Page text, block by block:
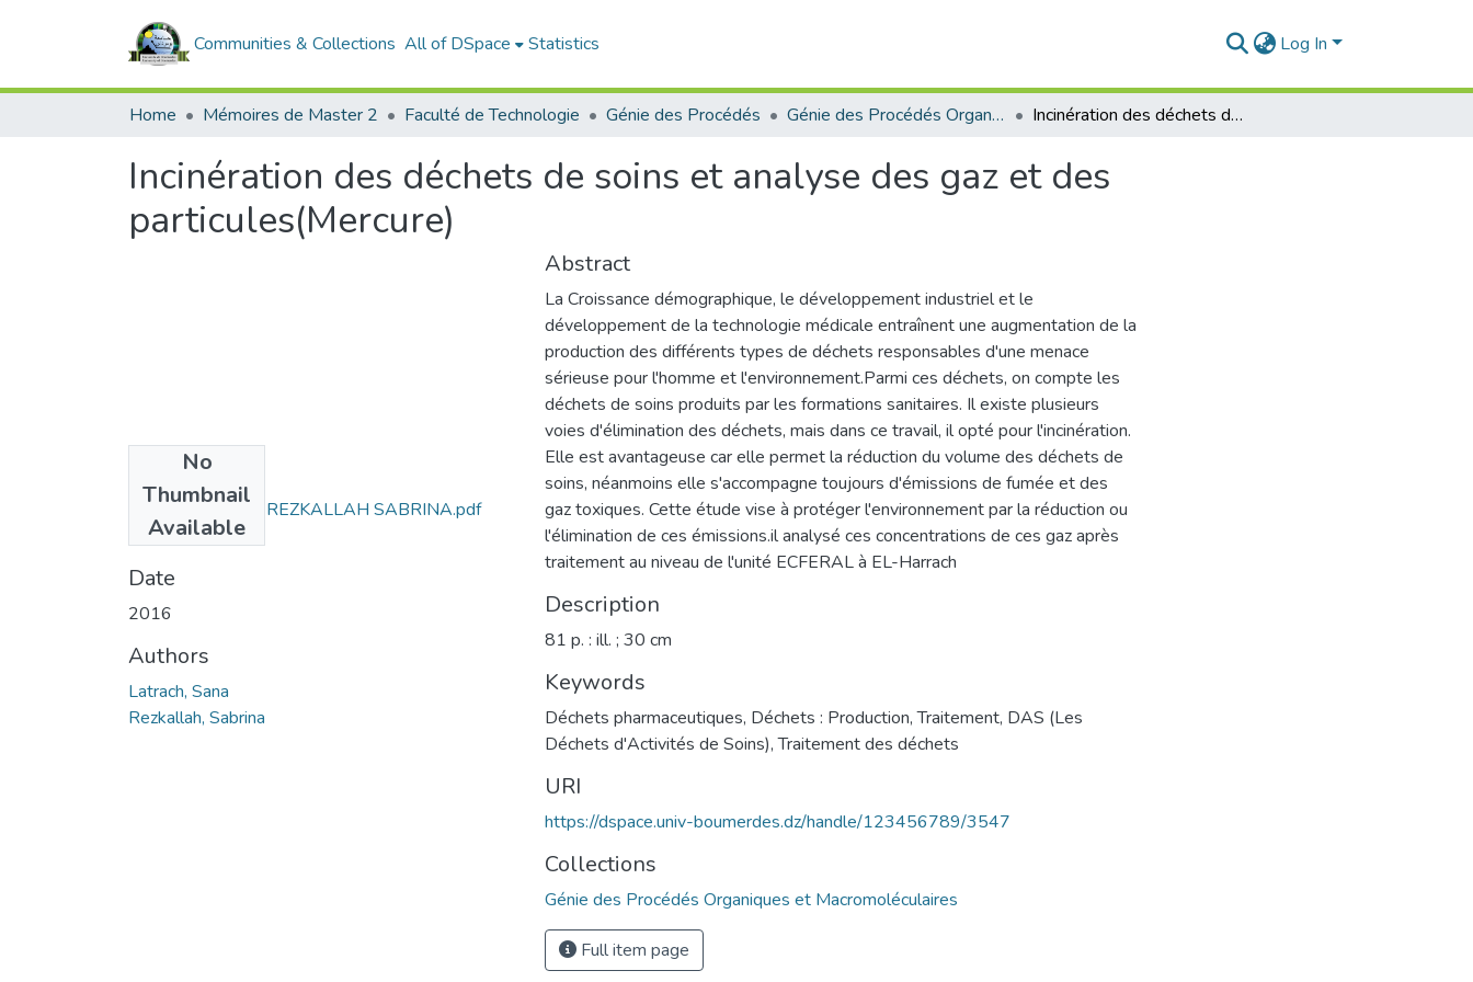
Communities & Collections All of DSpace Statistics Log In
Home Mémoires de Master 2 Faculté de Technologie Génie des Procédés Génie des Procédés Organiques et Macromoléculaires Incinération des déchets de soins et analyse des gaz et des particules(Mercure)
Incinération des déchets de soins et analyse des gaz et des
particules(Mercure)
No
Thumbnail
Available
LATRACH SANS REZKALLAH SABRINA.pdf
(5.53 MB)
Date
2016
Authors
Latrach, Sana
Rezkallah, Sabrina
Abstract
La Croissance démographique, le développement industriel et le
développement de la technologie médicale entraînent une augmentation de la
production des différents types de déchets responsables d'une menace
sérieuse pour l'homme et l'environnement.Parmi ces déchets, on compte les
déchets de soins produits par les formations sanitaires. Il existe plusieurs
voies d'élimination des déchets, mais dans ce travail, il opté pour l'incinération.
Elle est avantageuse car elle permet la réduction du volume des déchets de
soins, néanmoins elle s'accompagne toujours d'émissions de fumée et des
gaz toxiques. Cette étude vise à protéger l'environnement par la réduction ou
l'élimination de ces émissions.il analysé ces concentrations de ces gaz après
traitement au niveau de l'unité ECFERAL à EL-Harrach
Description
81 p. : ill. ; 30 cm
Keywords
Déchets pharmaceutiques, Déchets : Production, Traitement, DAS (Les
Déchets d'Activités de Soins),Traitement des déchets
URI
https://dspace.univ-boumerdes.dz/handle/123456789/3547
Collections
Génie des Procédés Organiques et Macromoléculaires
Full item page